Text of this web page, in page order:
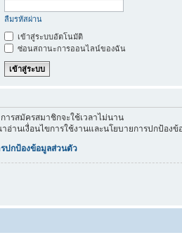
ลืมรหัสผ่าน
เข้าสู่ระบบอัตโนมัติ
ซ่อนสถานะการออนไลน์ของฉัน
รสมัครสมาชิกจะใช้เวลาไม่นาน
านเงื่อนไขการใช้งานและนโยบายการปกป้อง
ปกป้องข้อมูลส่วนตัว